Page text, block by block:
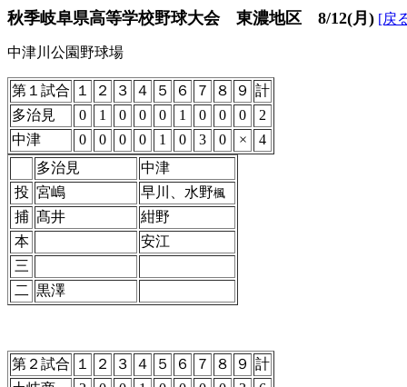
秋季岐阜県高等学校野球大会 東濃地区 8/12(月) [戻
中津川公園野球場
第１試合 １ ２ ３ ４ ５ ６ ７ ８ ９ 計
多治見
0 1 0 0 0 1 0 0 0
2
中津
0 0 0 0 1 0 3 0 ×
4
多治見
中津
投 宮嶋 早川、水野楓
捕 髙井
紺野
本
安江
三
二 黒澤
第２試合 １ ２ ３ ４ ５ ６ ７ ８ ９ 計